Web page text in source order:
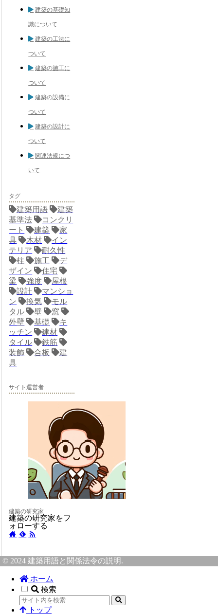
建築の基礎知
識について
建築の工法に
ついて
建築の施工に
ついて
建築の設備に
ついて
建築の設計に
ついて
関連法規につ
いて
タグ
建築用語
建築
基準法
コンクリ
ート
建築
家
具
木材
イン
テリア
耐久性
柱
施工
デ
ザイン
住宅
梁
強度
屋根
設計
マンショ
ン
換気
モル
タル
壁
窓
外壁
基礎
キ
ッチン
建材
タイル
鉄筋
装飾
合板
建
具
サイト運営者
建築の研究家
建築の研究家をフ
ォローする
© 2024 建築用語と関係法令の説明.
ホーム
検索
トップ